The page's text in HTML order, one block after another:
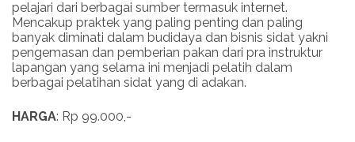
pelajari dari berbagai sumber termasuk internet.
Mencakup praktek yang paling penting dan paling
banyak diminati dalam budidaya dan bisnis sidat yakni
pengemasan dan pemberian pakan dari pra instruktur
lapangan yang selama ini menjadi pelatih dalam
berbagai pelatihan sidat yang di adakan.
HARGA: Rp 99.000,-